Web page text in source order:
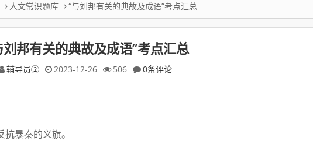
人文常识题库 “与刘邦有关的典故及成语”考点汇总
刘邦有关的典故及成语”考点汇总
辅导员② 2023-12-26 506 0条评论
暴秦的义旗。